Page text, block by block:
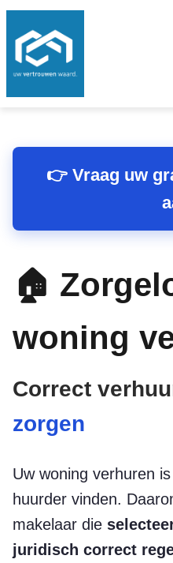
👉 Vraag uw
🏠
woning
Correct
zorgen
Uw woning verhuren
huurder vinden.
makelaar die
juridisch correct